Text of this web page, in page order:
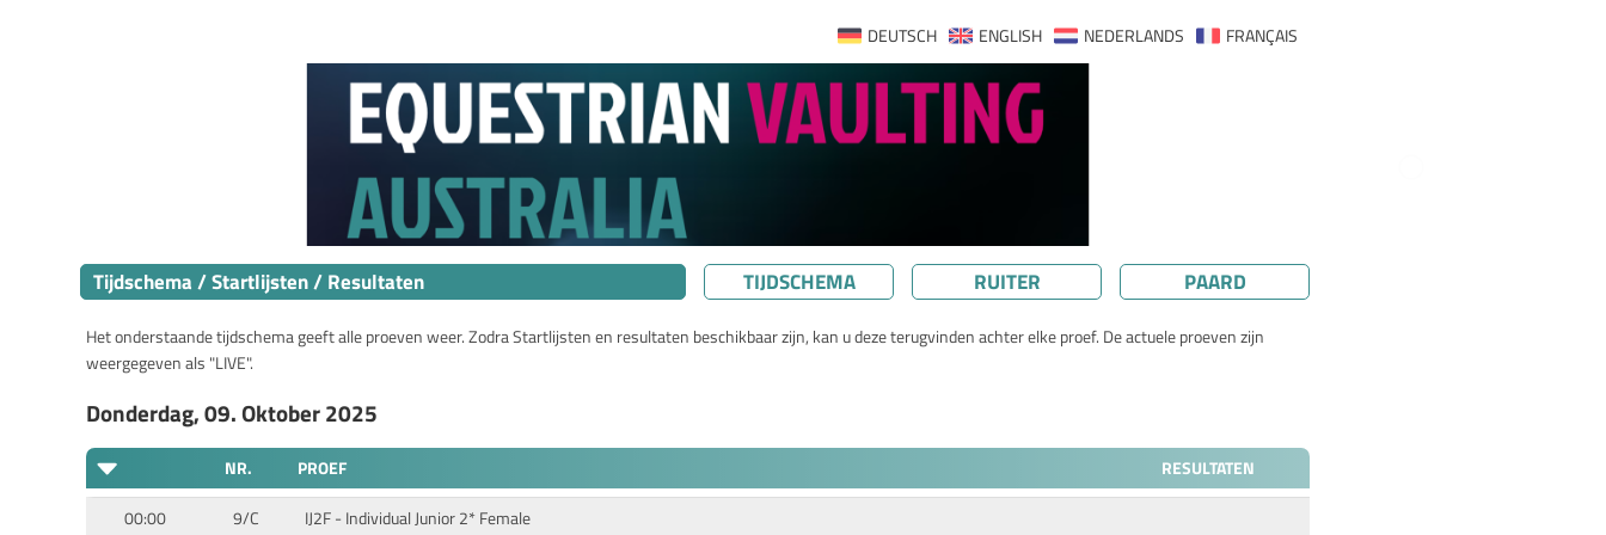
FRANÇAIS
NEDERLANDS
ENGLISH
DEUTSCH
Tijdschema / Startlijsten / Resultaten TIJDSCHEMA RUITER PAARD
Het onderstaande tijdschema geeft alle proeven weer. Zodra Startlijsten en resultaten beschikbaar zijn, kan u deze terugvinden achter elke proef. De actuele proeven zijn
weergegeven als "LIVE".
Donderdag, 09. Oktober 2025
NR. PROEF
RESULTATEN
00:00
9/C IJ2F - Individual Junior 2* Female